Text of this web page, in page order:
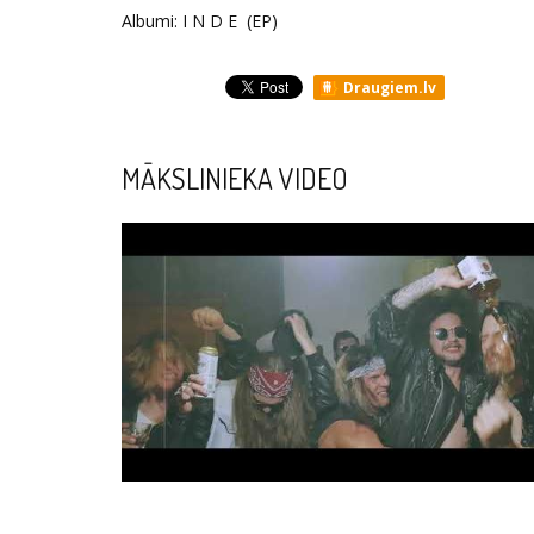
Albumi: I N D E (EP)
Draugiem.lv
MĀKSLINIEKA VIDEO